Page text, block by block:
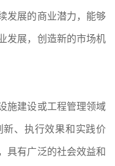
发展的商业潜力，能够
发展，创造新的市场机
施建设或工程管理领域
、执行效果和实践价
具有广泛的社会效益和